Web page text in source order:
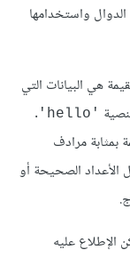
واستخدامها
هي البيانات التي
'hello'
.
مرادف
الأعداد الصحيحة أو
الإطلاع عليه